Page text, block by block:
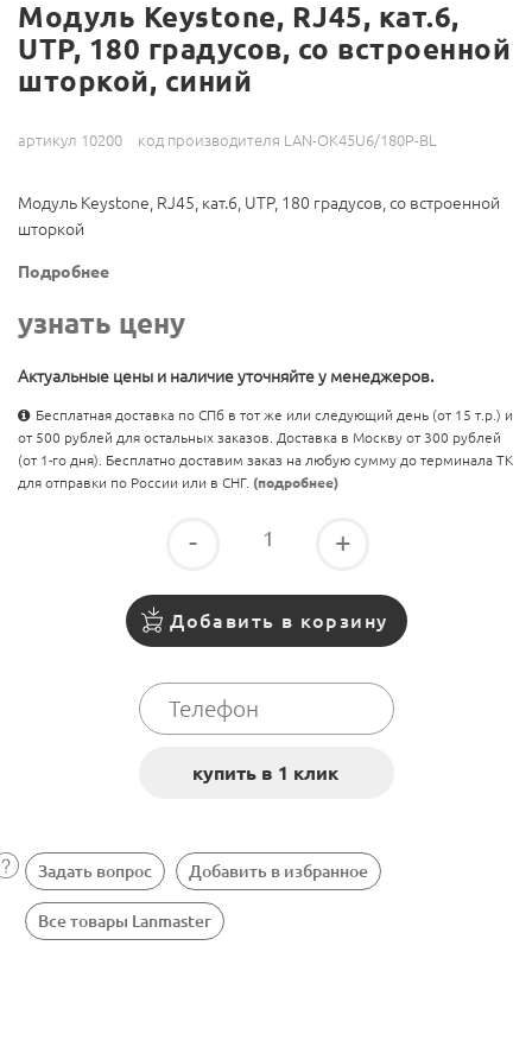
Модуль Keystone, RJ45, кат.6,
UTP, 180 градусов, со встроенной
шторкой, синий
артикул 10200 код производителя LAN-OK45U6/180P-BL
Модуль Keystone, RJ45, кат.6, UTP, 180 градусов, со встроенной
шторкой
Подробнее
узнать цену
Актуальные цены и наличие уточняйте у менеджеров.
Бесплатная доставка по СПб в тот же или следующий день (от 15 т.р.) и
от 500 рублей для остальных заказов. Доставка в Москву от 300 рублей
(от 1-го дня). Бесплатно доставим заказ на любую сумму до терминала ТК
для отправки по России или в СНГ. (подробнее)
- +
Добавить в корзину
Задать вопрос Добавить в избранное
Все товары Lanmaster